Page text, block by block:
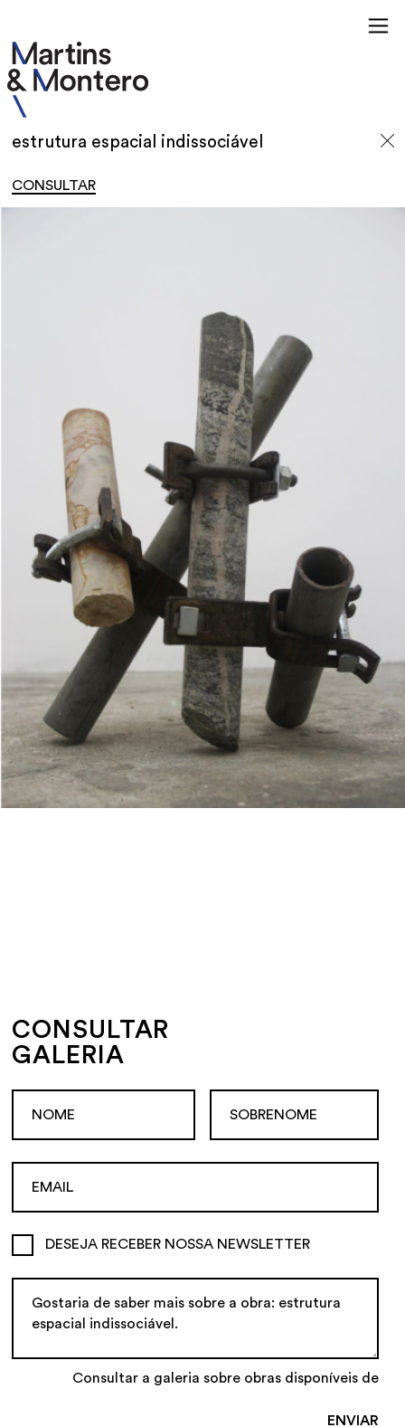
estrutura espacial indissociável
CONSULTAR
CONSULTAR
GALERIA
DESEJA RECEBER NOSSA NEWSLETTER
Consultar a galeria sobre obras disponíveis de